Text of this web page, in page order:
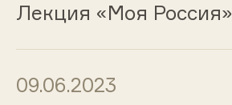
Лекция «Моя Россия»
09.06.2023